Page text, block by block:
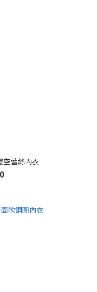
空蕾絲內衣